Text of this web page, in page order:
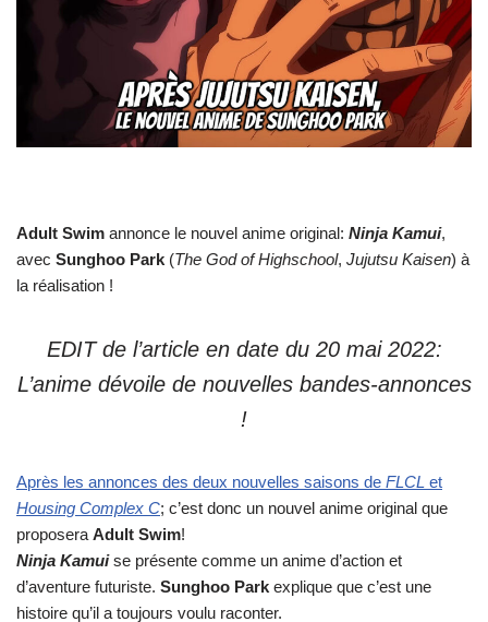
Adult Swim annonce le nouvel anime original: Ninja Kamui,
avec Sunghoo Park (The God of Highschool, Jujutsu Kaisen) à
la réalisation !
EDIT de l’article en date du 20 mai 2022:
L’anime dévoile de nouvelles bandes-annonces
!
Après les annonces des deux nouvelles saisons de FLCL et
Housing Complex C; c’est donc un nouvel anime original que
proposeraAdult Swim!
Ninja Kamuise présente comme un anime d’action et
d’aventure futuriste. Sunghoo Park explique que c’est une
histoire qu’il a toujours voulu raconter.